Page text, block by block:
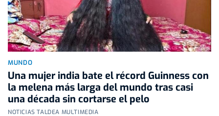
MUNDO
Una mujer india bate el récord Guinness con
la melena más larga del mundo tras casi
una década sin cortarse el pelo
NOTICIAS TALDEA MULTIMEDIA